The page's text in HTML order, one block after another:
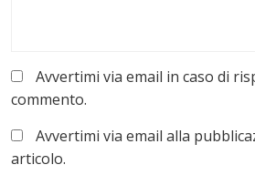
Avvertimi via email in caso di
commento.
Avvertimi via email alla
articolo.